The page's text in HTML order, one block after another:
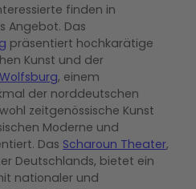
finden in
Angebot. Das
präsentiert hochkarätige
Kunst und der
, einem
der norddeutschen
zeitgenössische Kunst
Moderne und
Das Scharoun Theater,
Deutschlands, bietet ein
nationaler und